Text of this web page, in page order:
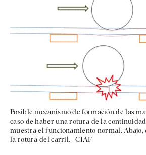
Posible mecanismo de formación de las
caso de haber una rotura de la
muestra el funcionamiento normal. Abajo,
la rotura del carril. |CIAF